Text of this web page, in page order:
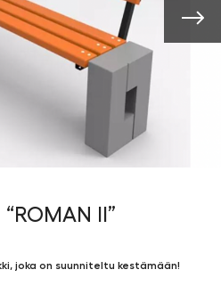
“ROMAN II”
joka on suunniteltu kestämään!